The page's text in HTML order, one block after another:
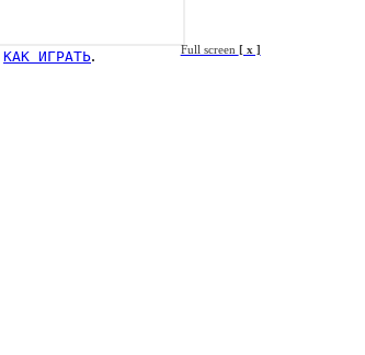
Full screen [ x ]
КАК ИГРАТЬ.